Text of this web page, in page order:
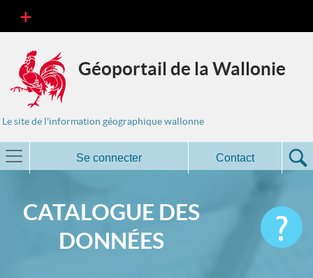
Géoportail de la Wallonie
Le site de l'information géographique wallonne
Se connecter Contact
CATALOGUE DES
DONNÉES